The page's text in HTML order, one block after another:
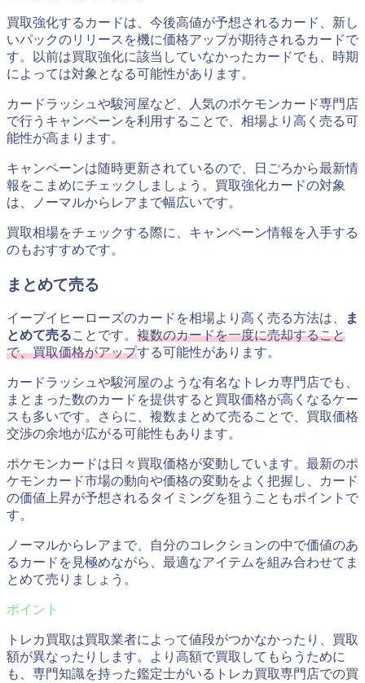
買取強化するカードは、今後高値が予想されるカード、新し
いパックのリリースを機に価格アップが期待されるカードで
す。以前は買取強化に該当していなかったカードでも、時期
によっては対象となる可能性があります。
カードラッシュや駿河屋など、人気のポケモンカード専門店
で行うキャンペーンを利用することで、相場より高く売る可
能性が高まります。
キャンペーンは随時更新されているので、日ごろから最新情
報をこまめにチェックしましょう。買取強化カードの対象
は、ノーマルからレアまで幅広いです。
買取相場をチェックする際に、キャンペーン情報を入手する
のもおすすめです。
まとめて売る
イーブイヒーローズのカードを相場より高く売る方法は、
ま
とめて売ることです。 複数のカードを一度に売却すること
で、買取価格がアップする可能性があります。
カードラッシュや駿河屋のような有名なトレカ専門店でも、
まとまった数のカードを提供すると買取価格が高くなるケー
スも多いです。さらに、複数まとめて売ることで、買取価格
交渉の余地が広がる可能性もあります。
ポケモンカードは日々買取価格が変動しています。最新のポ
ケモンカード市場の動向や価格の変動をよく把握し、カード
の価値上昇が予想されるタイミングを狙うこともポイントで
す。
ノーマルからレアまで、自分のコレクションの中で価値のあ
るカードを見極めながら、最適なアイテムを組み合わせてま
とめて売りましょう。
トレカ買取は買取業者によって値段がつかなかったり、買取
額が異なったりします。より高額で買取してもらうために
も、専門知識を持った鑑定士がいるトレカ買取専門店での買